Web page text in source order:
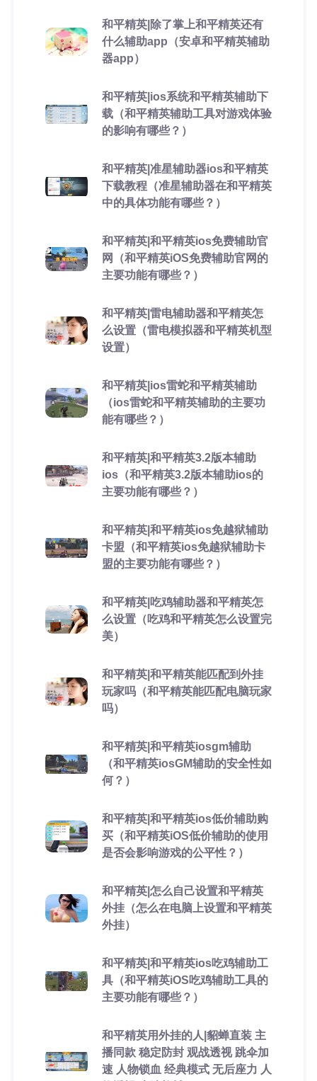
和平精英|除了掌上和平精英还有
什么辅助app（安卓和平精英辅助
器app）
和平精英|ios系统和平精英辅助下
载（和平精英辅助工具对游戏体验
的影响有哪些？）
和平精英|准星辅助器ios和平精英
下载教程（准星辅助器在和平精英
中的具体功能有哪些？）
和平精英|和平精英ios免费辅助官
网（和平精英iOS免费辅助官网的
主要功能有哪些？）
和平精英|雷电辅助器和平精英怎
么设置（雷电模拟器和平精英机型
设置）
和平精英|ios雷蛇和平精英辅助
（ios雷蛇和平精英辅助的主要功
能有哪些？）
和平精英|和平精英3.2版本辅助
ios（和平精英3.2版本辅助ios的
主要功能有哪些？）
和平精英|和平精英ios免越狱辅助
卡盟（和平精英ios免越狱辅助卡
盟的主要功能有哪些？）
和平精英|吃鸡辅助器和平精英怎
么设置（吃鸡和平精英怎么设置完
美）
和平精英|和平精英能匹配到外挂
玩家吗（和平精英能匹配电脑玩家
吗）
和平精英|和平精英iosgm辅助
（和平精英iosGM辅助的安全性如
何？）
和平精英|和平精英ios低价辅助购
买（和平精英iOS低价辅助的使用
是否会影响游戏的公平性？）
和平精英|怎么自己设置和平精英
外挂（怎么在电脑上设置和平精英
外挂）
和平精英|和平精英ios吃鸡辅助工
具（和平精英iOS吃鸡辅助工具的
主要功能有哪些？）
和平精英用外挂的人|貂蝉直装 主
播同款 稳定防封 观战透视 跳伞加
速 人物锁血 经典模式 无后座力 人